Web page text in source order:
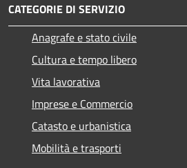
CATEGORIE DI SERVIZIO
Anagrafe e stato civile
Cultura e tempo libero
Vita lavorativa
Imprese e Commercio
Catasto e urbanistica
Mobilità e trasporti